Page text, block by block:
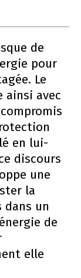
de
pour
Le
ainsi avec
en lui-
discours
une
la
un
de
elle